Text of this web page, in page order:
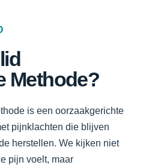
Methode?
is een oorzaakgerichte
pijnklachten die blijven
herstellen. We kijken niet
pijn voelt, maar